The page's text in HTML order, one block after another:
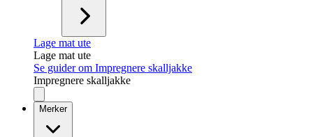
Lage mat ute
Lage mat ute
Se guider om Impregnere skalljakke
Impregnere skalljakke
Merker